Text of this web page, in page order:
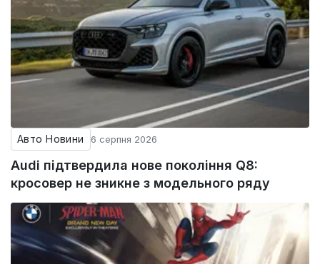
Авто Новини 6 серпня 2026
Audi підтвердила нове покоління Q8:
кросовер не зникне з модельного ряду